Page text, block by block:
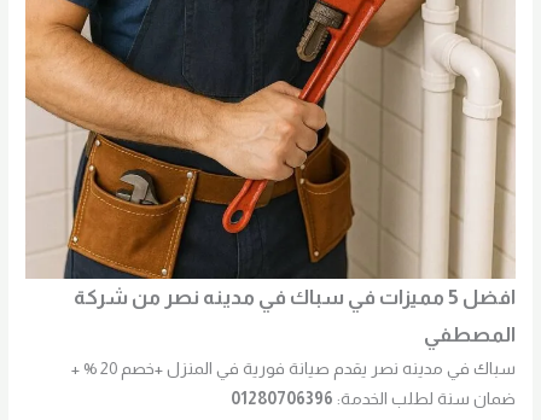
افضل 5 مميزات في سباك في مدينه نصر من شركة
المصطفي
سباك في مدينه نصر يقدم صيانة فورية في المنزل +خصم 20 % +
ضمان سنة لطلب الخدمة: 01280706396